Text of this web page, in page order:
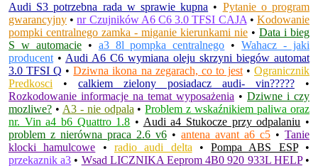
Audi S3 potrzebna rada w sprawie kupna • Pytanie o program
gwarancyjny •nr Czujników A6 C6 3.0 TFSI CAJA •Kodowanie
pompki centralnego zamka - miganie kierunkami nie • Data i bieg
S w automacie• a3 8l pompka centralnego •Wahacz - jaki
producent • Audi A6 C6 wymiana oleju skrzyni biegów automat
3.0 TFSI Q •Dziwna ikona na zegarach, co to jest•Ogranicznik
Predkosci •calkiem zielony posiadacz audi- vin?????•
Rozkodowanie informacje na temat wyposażenia • Dziwne i czy
mozliwe? • A3 - nie odpala •Problem z wskaźnikiem paliwa oraz
nr. Vin a4 b6 Quattro 1.8 • Audi a4 Stukocze przy odpalaniu •
problem z nierówna praca 2.6 v6 • antena avant a6 c5 • Tanie
klocki hamulcowe • radio audi delta •Pompa ABS ESP•
przekaznik a3 • Wsad LICZNIKA Eeprom 4B0 920 933L HELP•